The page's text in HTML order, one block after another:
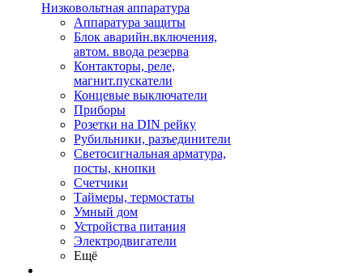
Низковольтная аппаратура
Аппаратура защиты
Блок аварийн.включения,
автом. ввода резерва
Контакторы, реле,
магнит.пускатели
Концевые выключатели
Приборы
Розетки на DIN рейку
Рубильники, разъединители
Светосигнальная арматура,
посты, кнопки
Счетчики
Таймеры, термостаты
Умный дом
Устройства питания
Электродвигатели
Ещё